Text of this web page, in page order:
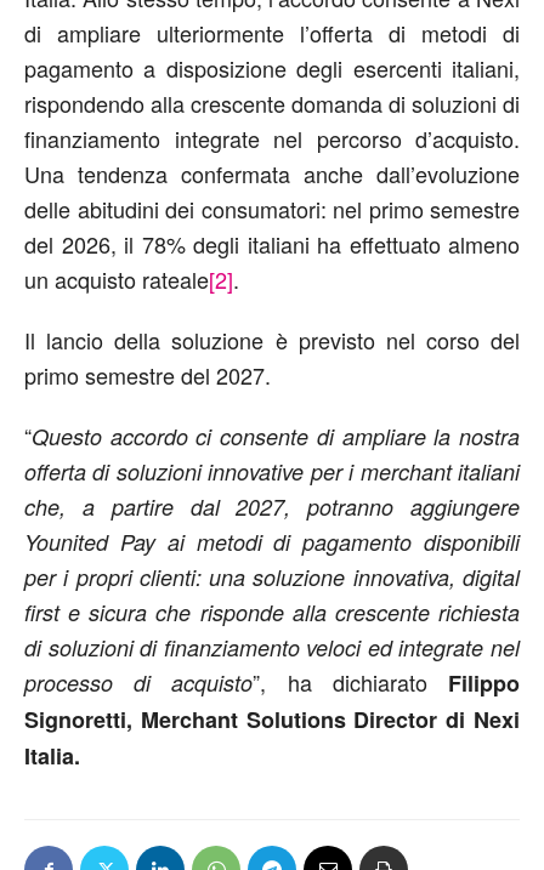
di ampliare ulteriormente l’offerta di metodi di
pagamento a disposizione degli esercenti italiani,
rispondendo alla crescente domanda di soluzioni di
finanziamento integrate nel percorso d’acquisto.
Una tendenza confermata anche dall’evoluzione
delle abitudini dei consumatori: nel primo semestre
del 2026, il 78% degli italiani ha effettuato almeno
un acquisto rateale[2].
Il lancio della soluzione è previsto nel corso del
primo semestre del 2027.
“Questo accordo ci consente di ampliare la nostra
offerta di soluzioni innovative per i merchant italiani
che, a partire dal 2027, potranno aggiungere
Younited Pay ai metodi di pagamento disponibili
per i propri clienti: una soluzione innovativa, digital
first e sicura che risponde alla crescente richiesta
di soluzioni di finanziamento veloci ed integrate nel
processo di acquisto”, ha dichiarato Filippo
Signoretti, Merchant Solutions Director di Nexi
Italia.